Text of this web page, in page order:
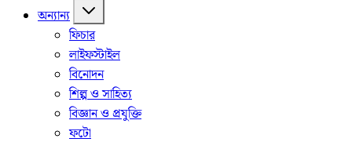
অন্যান্য
ফিচার
লাইফস্টাইল
বিনোদন
শিল্প ও সাহিত্য
বিজ্ঞান ও প্রযুক্তি
ফটো